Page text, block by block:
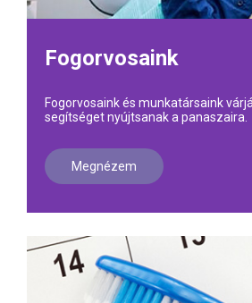
Fogorvosaink
Fogorvosaink és munkatársaink
segítséget nyújtsanak a panaszaira.
Megnézem